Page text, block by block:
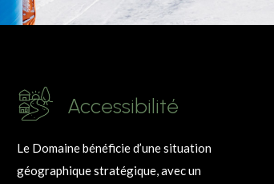
Accessibilité
Le Domaine bénéficie d’une situation
géographique stratégique, avec un